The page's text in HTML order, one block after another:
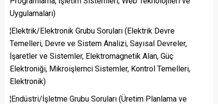
Uygulamaları)
¦Elektrik/Elektronik Grubu Soruları (Elektrik Devre
Temelleri, Devre ve Sistem Analizi, Sayısal Devreler,
İşaretler ve Sistemler, Elektromagnetik Alan, Güç
Elektroniği, Mikroişlemci Sistemler, Kontrol Temelleri,
Elektronik)
¦Endüstri/İşletme Grubu Soruları (Üretim Planlama ve